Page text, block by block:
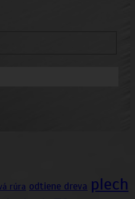
rúra odtiene dreva plech